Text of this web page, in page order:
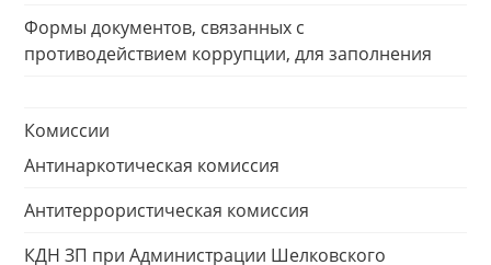
Формы документов, связанных с
противодействием коррупции, для заполнения
Комиссии
Антинаркотическая комиссия
Антитеррористическая комиссия
КДН ЗП при Администрации Шелковского